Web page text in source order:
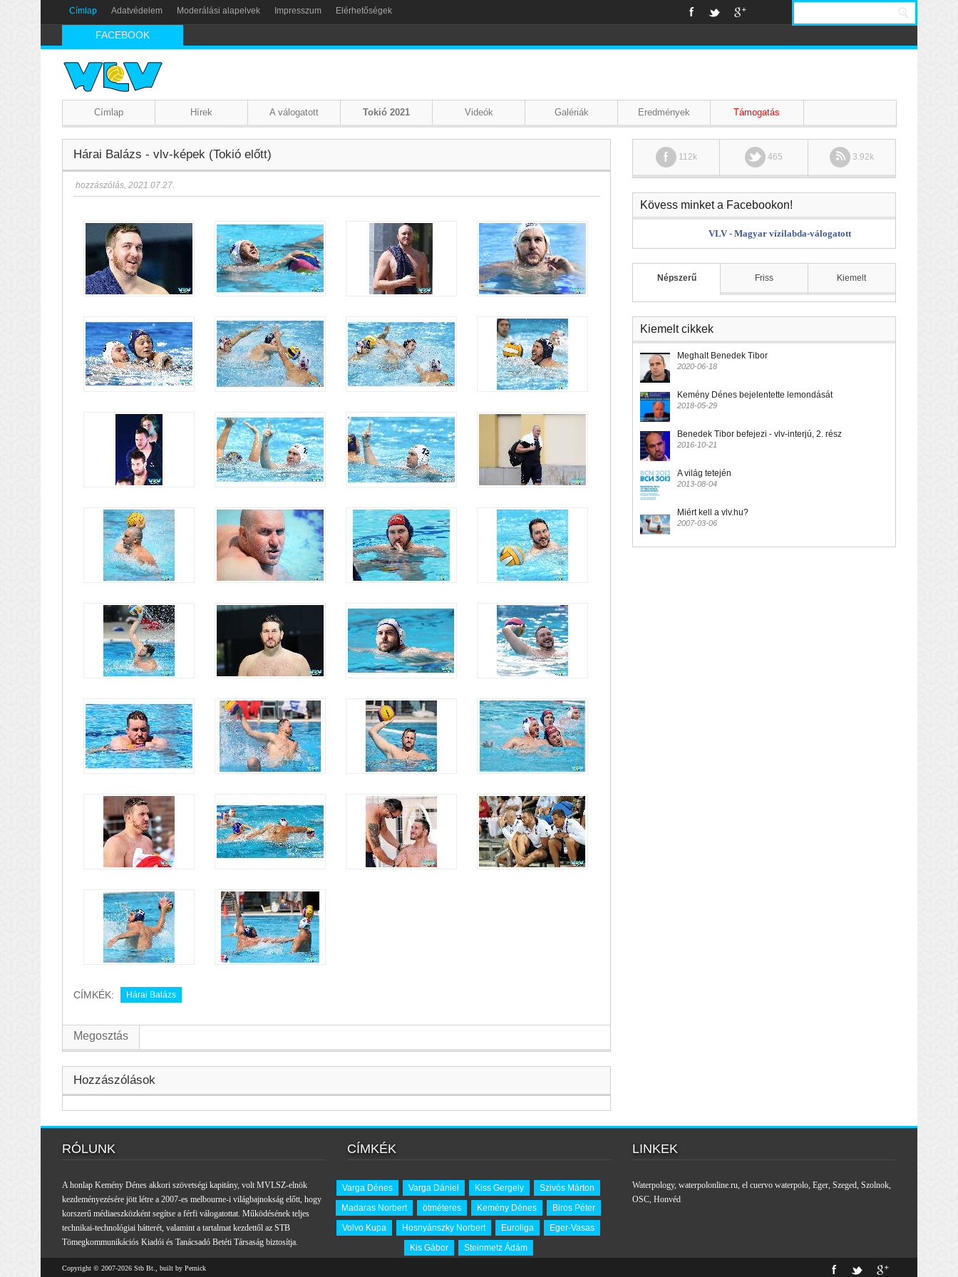
Címlap Adatvédelem Moderálási alapelvek Impresszum Elérhetőségek
FACEBOOK
Címlap Hírek A válogatott Tokió 2021 Videók Galériák Eredmények Támogatás
Hárai Balázs - vlv-képek (Tokió előtt)
hozzászólás, 2021.07.27.
CÍMKÉK: Hárai Balázs
Megosztás
Hozzászólások
112k 465 3.92k
Kövess minket a Facebookon!
VLV - Magyar vízilabda-válogatott
Népszerű Friss Kiemelt
Kiemelt cikkek
Meghalt Benedek Tibor
2020-06-18
Kemény Dénes bejelentette lemondását
2018-05-29
Benedek Tibor befejezi - vlv-interjú, 2. rész
2016-10-21
A világ tetején
2013-08-04
Miért kell a vlv.hu?
2007-03-06
RÓLUNK
A honlap Kemény Dénes akkori szövetségi kapitány, volt MVLSZ-elnök
kezdeményezésére jött létre a 2007-es melbourne-i világbajnokság előtt, hogy
korszerű médiaeszközként segítse a férfi válogatottat. Működésének teljes
technikai-technológiai hátterét, valamint a tartalmat kezdettől az STB
Tömegkommunikációs Kiadói és Tanácsadó Betéti Társaság biztosítja.
CÍMKÉK
Varga Dénes Varga Dániel Kiss Gergely
Szivós Márton
Madaras Norbert
ötméteres Kemény Dénes
Biros Péter
Volvo Kupa
Hosnyánszky Norbert Euroliga
Eger-Vasas
Kis Gábor
Steinmetz Ádám
LINKEK
Waterpology, waterpolonline.ru, el cuervo waterpolo, Eger, Szeged, Szolnok,
OSC, Honvéd
Copyright © 2007-2026 Stb Bt., built by Pernick